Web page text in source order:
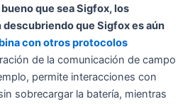
que sea Sigfox, los
que Sigfox es aún
con otros protocolos
de la comunicación de campo
permite interacciones con
sobrecargar la batería, mientras